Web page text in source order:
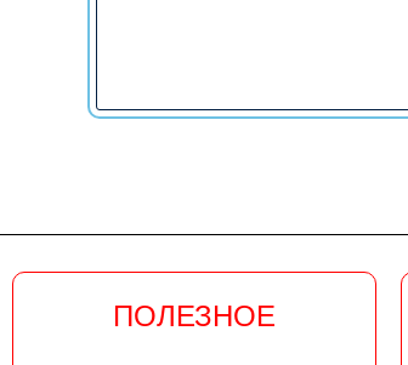
ПОЛЕЗНОЕ